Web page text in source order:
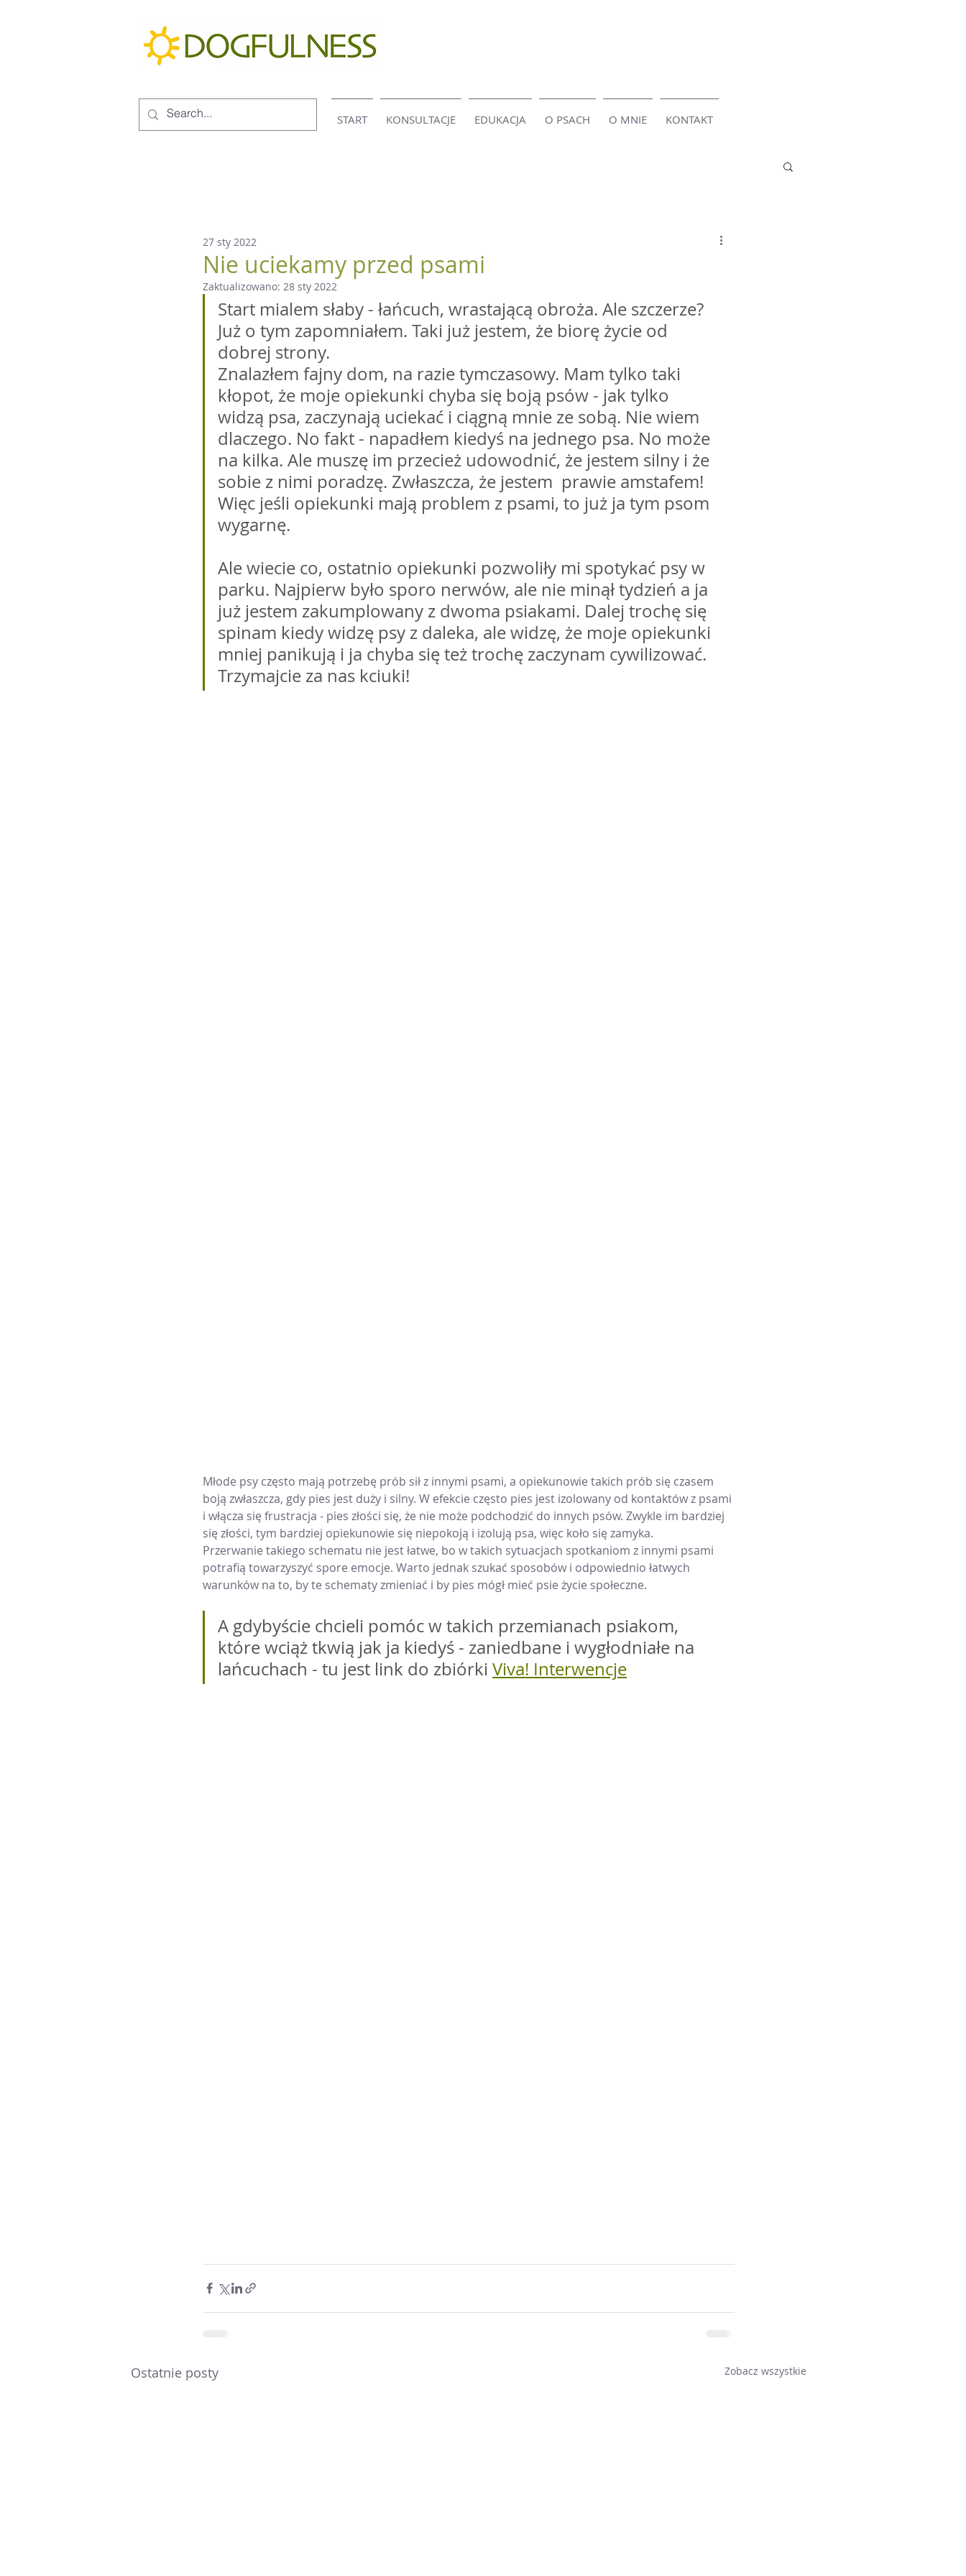
START KONSULTACJE EDUKACJA O PSACH O MNIE KONTAKT
Nie uciekamy przed psami
27 sty 2022
Zaktualizowano: 28 sty 2022
Start mialem słaby - łańcuch, wrastającą obroża. Ale szczerze?
Już o tym zapomniałem. Taki już jestem, że biorę życie od
dobrej strony.
Znalazłem fajny dom, na razie tymczasowy. Mam tylko taki
kłopot, że moje opiekunki chyba się boją psów - jak tylko
widzą psa, zaczynają uciekać i ciągną mnie ze sobą. Nie wiem
dlaczego. No fakt - napadłem kiedyś na jednego psa. No może
na kilka. Ale muszę im przecież udowodnić, że jestem silny i że
sobie z nimi poradzę. Zwłaszcza, że jestem  prawie amstafem!
Więc jeśli opiekunki mają problem z psami, to już ja tym psom
wygarnę.
Ale wiecie co, ostatnio opiekunki pozwoliły mi spotykać psy w
parku. Najpierw było sporo nerwów, ale nie minął tydzień a ja
już jestem zakumplowany z dwoma psiakami. Dalej trochę się
spinam kiedy widzę psy z daleka, ale widzę, że moje opiekunki
mniej panikują i ja chyba się też trochę zaczynam cywilizować.
Trzymajcie za nas kciuki!
Młode psy często mają potrzebę prób sił z innymi psami, a opiekunowie takich prób się czasem
boją zwłaszcza, gdy pies jest duży i silny. W efekcie często pies jest izolowany od kontaktów z psami
i włącza się frustracja - pies złości się, że nie może podchodzić do innych psów. Zwykle im bardziej
się złości, tym bardziej opiekunowie się niepokoją i izolują psa, więc koło się zamyka.
Przerwanie takiego schematu nie jest łatwe, bo w takich sytuacjach spotkaniom z innymi psami
potrafią towarzyszyć spore emocje. Warto jednak szukać sposobów i odpowiednio łatwych
warunków na to, by te schematy zmieniać i by pies mógł mieć psie życie społeczne.
A gdybyście chcieli pomóc w takich przemianach psiakom,
które wciąż tkwią jak ja kiedyś - zaniedbane i wygłodniałe na
lańcuchach - tu jest link do zbiórki Viva! Interwencje
Ostatnie posty Zobacz wszystkie